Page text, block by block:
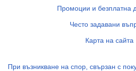
Промоции и безплатна
Често задавани
Карта на сайта
При възникване на спор, свързан с